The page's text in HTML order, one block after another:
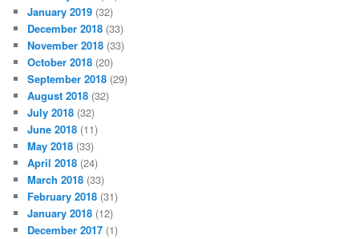
January 2019 (32)
December 2018 (33)
November 2018 (33)
October 2018 (20)
September 2018 (29)
August 2018 (32)
July 2018 (32)
June 2018 (11)
May 2018 (33)
April 2018 (24)
March 2018 (33)
February 2018 (31)
January 2018 (12)
December 2017 (1)